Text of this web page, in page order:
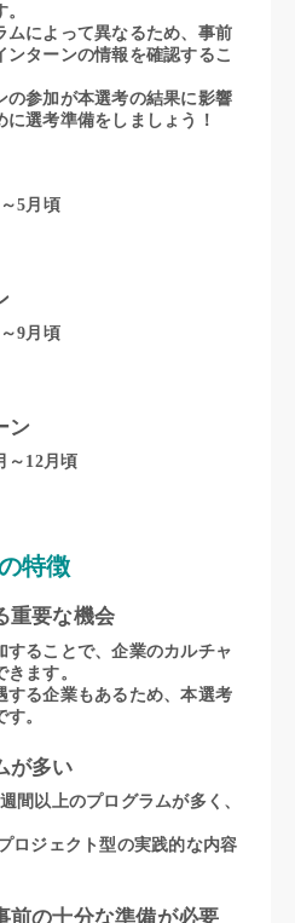
ムによって異なるため、事前
ターンの情報を確認するこ
の参加が本選考の結果に影響
選考準備をしましょう！
5月頃
9月頃
ン
～12月頃
特徴
重要な機会
することで、企業のカルチャ
ます。
する企業もあるため、本選考
。
が多い
間以上のプログラムが多く、
ロジェクト型の実践的な内容
前の十分な準備が必要